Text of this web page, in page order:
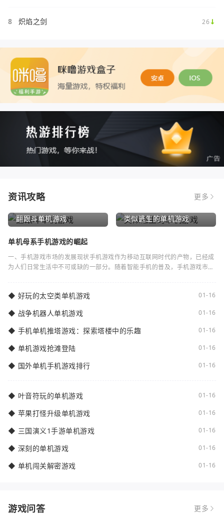
8 炽焰之剑 26
资讯攻略 更多
翻跟斗单机游戏 类似逃生的单机游戏
单机母系手机游戏的崛起
一、手机游戏市场的发展现状手机游戏作为移动互联网时代的产物，已经成
为人们日常生活中不可或缺的一部分。随着智能手机的普及，手机游戏市场
◆ 好玩的太空类单机游戏 01-16
◆ 战争机器人单机游戏 01-16
◆ 手机单机推塔游戏：探索塔楼中的乐趣 01-16
◆ 单机游戏抢滩登陆 01-16
◆ 国外单机手机游戏排行 01-16
◆ 叶音符玩的单机游戏 01-16
◆ 苹果打怪升级单机游戏 01-16
◆ 三国演义1手游单机游戏 01-16
◆ 深刻的单机游戏 01-16
◆ 单机闯关解密游戏 01-16
游戏问答 更多